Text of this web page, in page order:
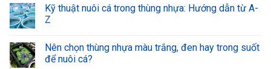
Kỹ thuật nuôi cá trong thùng nhựa: Hướng dẫn từ A-
Z
Nên chọn thùng nhựa màu trắng, đen hay trong suốt
để nuôi cá?